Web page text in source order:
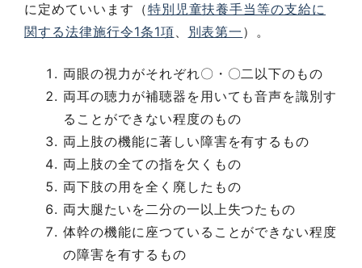
に定めていいます（特別児童扶養手当等の支給に
関する法律施行令1条1項、 別表第一 ）。
両眼の視力がそれぞれ〇・〇二以下のもの
両耳の聴力が補聴器を用いても音声を識別す
ることができない程度のもの
両上肢の機能に著しい障害を有するもの
両上肢の全ての指を欠くもの
両下肢の用を全く廃したもの
両大腿たいを二分の一以上失つたもの
体幹の機能に座つていることができない程度
の障害を有するもの